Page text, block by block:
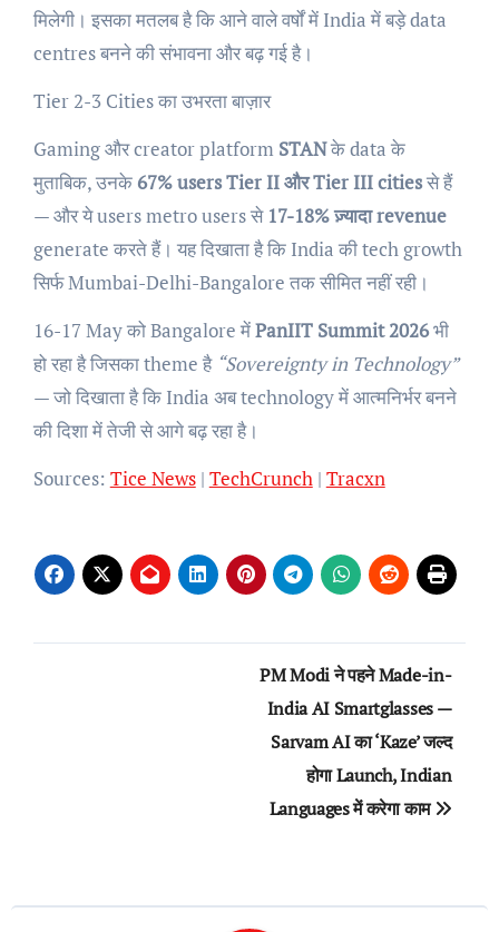
मिलेगी। इसका मतलब है कि आने वाले वर्षों में India में बड़े data
centres बनने की संभावना और बढ़ गई है।
Tier 2-3 Cities का उभरता बाज़ार
Gaming और creator platform STANके data के
मुताबिक, उनके 67% users Tier II और Tier III citiesसे हैं
— और ये users metro users से 17-18% ज़्यादा revenue
generate करते हैं। यह दिखाता है कि India की tech growth
सिर्फ Mumbai-Delhi-Bangalore तक सीमित नहीं रही।
16-17 May को Bangalore मेंPanIIT Summit 2026भी
हो रहा है जिसका theme है “Sovereignty in Technology”
— जो दिखाता है कि India अब technology में आत्मनिर्भर बनने
की दिशा में तेजी से आगे बढ़ रहा है।
Sources: Tice News| TechCrunch| Tracxn
PM Modi ने पहने Made-in-
India AI Smartglasses —
Sarvam AI का ‘Kaze’ जल्द
होगा Launch, Indian
Languages में करेगा काम